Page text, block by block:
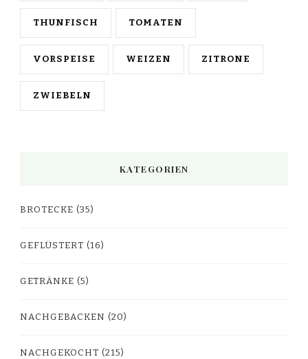
THUNFISCH TOMATEN
VORSPEISE WEIZEN ZITRONE
ZWIEBELN
KATEGORIEN
BROTECKE (35)
GEFLÜSTERT (16)
GETRÄNKE (5)
NACHGEBACKEN (20)
NACHGEKOCHT (215)